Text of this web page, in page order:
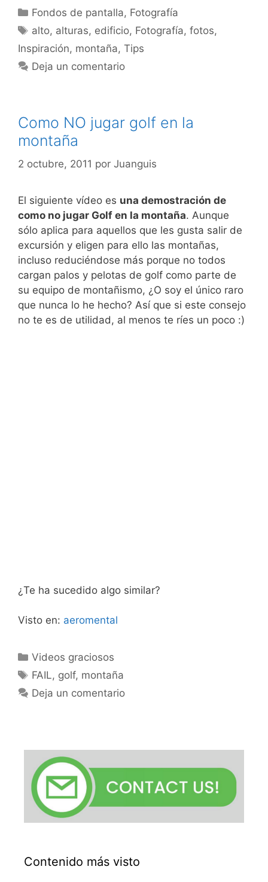
Categorías
Fondos de pantalla, Fotografía
Etiquetas
alto, alturas, edificio, Fotografía,fotos,
Inspiración, montaña, Tips
Deja un comentario
Como NO jugar golf en la
montaña
2 octubre, 2011 por Juanguis
El siguiente vídeo es una demostración de
como no jugar Golf en la montaña. Aunque
sólo aplica para aquellos que les gusta salir de
excursión y eligen para ello las montañas,
incluso reduciéndose más porque no todos
cargan palos y pelotas de golf como parte de
su equipo de montañismo, ¿O soy el único raro
que nunca lo he hecho? Así que si este consejo
no te es de utilidad, al menos te ríes un poco :)
¿Te ha sucedido algo similar?
Visto en: aeromental
Categorías
Videos graciosos
Etiquetas
FAIL, golf, montaña
Deja un comentario
Contenido más visto